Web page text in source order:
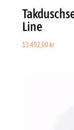
Line
13.492,00 kr